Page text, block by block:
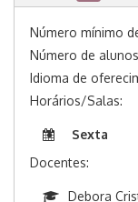
Número mínimo
Número de
Idioma de
Horários/Salas:
Sexta
Docentes:
Debora